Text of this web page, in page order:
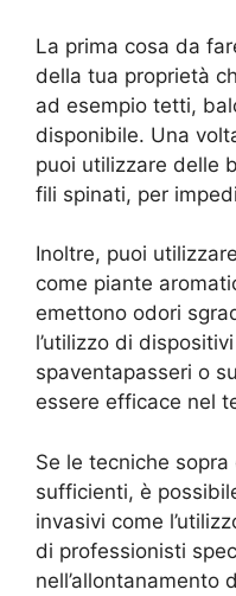
La prima cosa da
della tua proprietà
ad esempio tetti,
disponibile. Una
puoi utilizzare delle
fili spinati, per
Inoltre, puoi
come piante
emettono odori
l’utilizzo di
spaventapasseri o
essere efficace nel
Se le tecniche
sufficienti, è
invasivi come
di professionisti
nell’allontanamento